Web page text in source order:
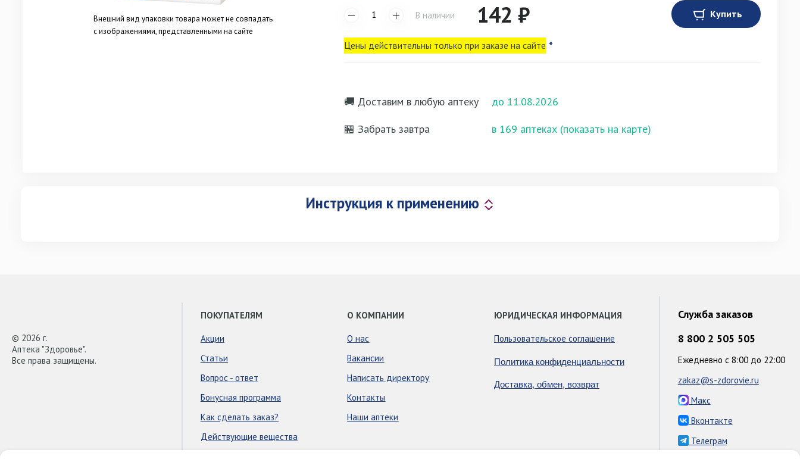
Внешний вид упаковки товара может не совпадать
с изображениями, представленными на сайте
В наличии 142 ₽ Купить
Цены действительны только при заказе на сайте *
🚚 Доставим в любую аптеку
до 11.08.2026
🏪 Забрать завтра
в 169 аптеках (показать на карте)
Инструкция к применению
© 2026 г.
Аптека "Здоровье".
Все права защищены.
ПОКУПАТЕЛЯМ
Акции
Статьи
Вопрос - ответ
Бонусная программа
Как сделать заказ?
Действующие вещества
О КОМПАНИИ
О нас
Вакансии
Написать директору
Контакты
Наши аптеки
ЮРИДИЧЕСКАЯ ИНФОРМАЦИЯ
Пользовательское соглашение
Политика конфиденциальности
Доставка, обмен, возврат
Служба заказов
8 800 2 505 505
Ежедневно с 8:00 до 22:00
zakaz@s-zdorovie.ru
Макс
Вконтакте
Телеграм